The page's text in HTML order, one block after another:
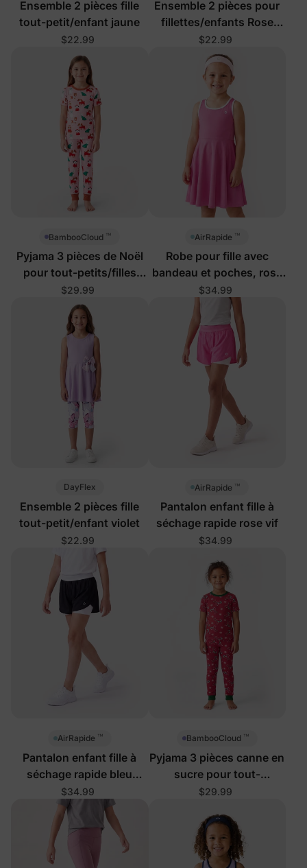
Ensemble 2 pièces fille
tout-petit/enfant jaune
$22.99
Ensemble 2 pièces pour
fillettes/enfants Rose
poudré
$22.99
BambooCloud ™
Pyjama 3 pièces de Noël
pour tout-petits/filles
avec chiens Père Noël
$29.99
AirRapide ™
Robe pour fille avec
bandeau et poches, rose
vif
$34.99
DayFlex
Ensemble 2 pièces fille
tout-petit/enfant violet
$22.99
AirRapide ™
Pantalon enfant fille à
séchage rapide rose vif
$34.99
AirRapide ™
Pantalon enfant fille à
séchage rapide bleu
profond
$34.99
BambooCloud ™
Pyjama 3 pièces canne en
sucre pour tout-
petits/filles enfants de
$29.99